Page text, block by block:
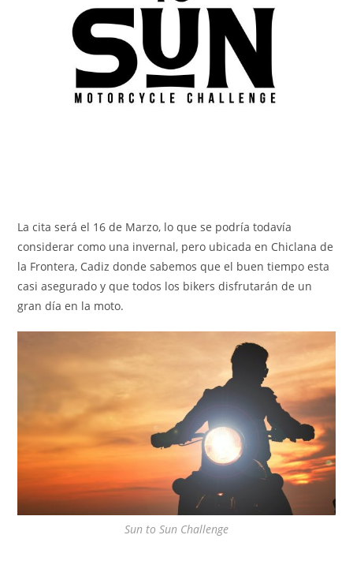
La cita será el 16 de Marzo, lo que se podría todavía
considerar como una invernal, pero ubicada en Chiclana de
la Frontera, Cadiz donde sabemos que el buen tiempo esta
casi asegurado y que todos los bikers disfrutarán de un
gran día en la moto.
Sun to Sun Challenge